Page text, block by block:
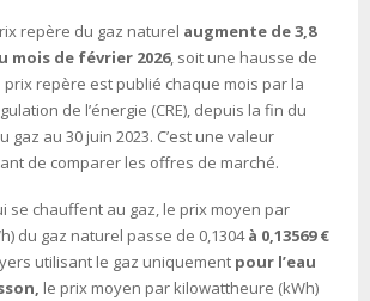
repère du gaz naturel augmente de 3,8
mois de février 2026, soit une hausse de
prix repère est publié chaque mois par la
de l’énergie (CRE), depuis la fin du
au 30 juin 2023. C’est une valeur
de comparer les offres de marché.
se chauffent au gaz, le prix moyen par
du gaz naturel passe de 0,1304à 0,13569 €
utilisant le gaz uniquement pour l’eau
le prix moyen par kilowattheure (kWh)